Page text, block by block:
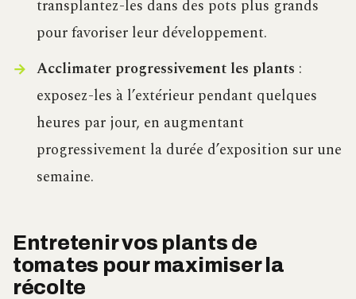
transplantez-les dans des pots plus grands
pour favoriser leur développement.
Acclimater progressivement les plants :
exposez-les à l’extérieur pendant quelques
heures par jour, en augmentant
progressivement la durée d’exposition sur une
semaine.
Entretenir vos plants de
tomates pour maximiser la
récolte